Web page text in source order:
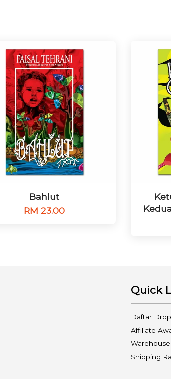
Bahlut
RM 23.00
Quick
Daftar
Affiliate
Warehouse
Shipping